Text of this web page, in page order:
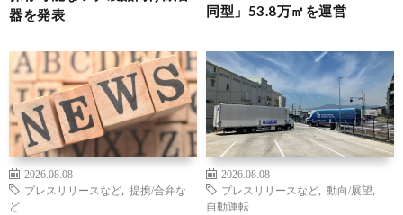
器を発表
同型」53.8万㎡を運営
2026.08.08
プレスリリースなど
提携/合弁な
ど
2026.08.08
プレスリリースなど
動向/展望
自動運転